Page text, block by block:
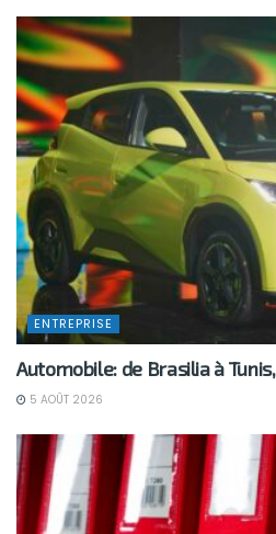
ENTREPRISE
Automobile: de Brasilia à
5 AOÛT 2026